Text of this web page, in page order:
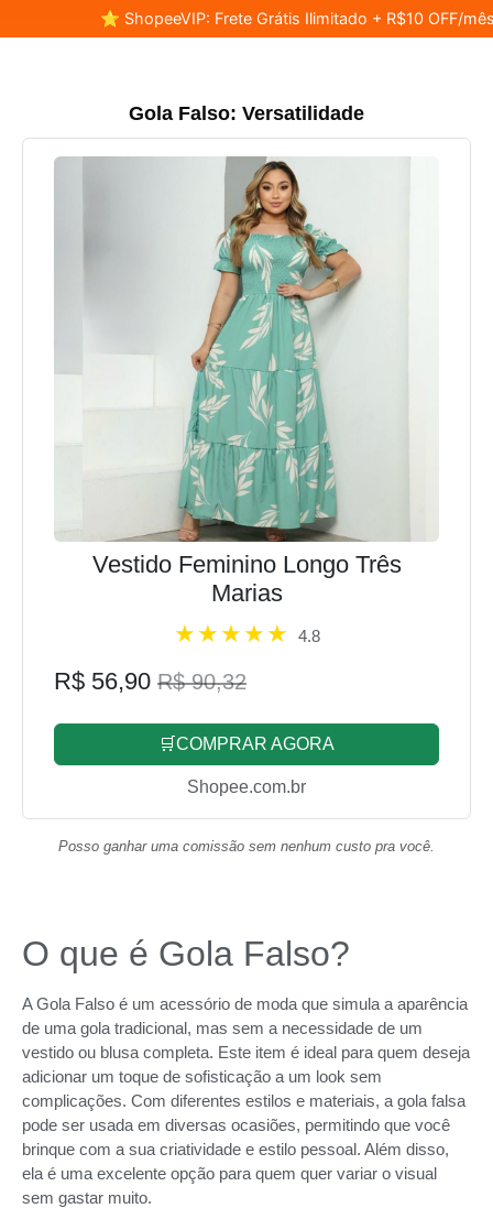
⭐ ShopeeVIP: Frete Grátis Ilimitado + R$10 OFF/
Gola Falso: Versatilidade
Vestido Feminino Longo Três
Marias
4.8
R$ 56,90 R$ 90,32
🛒COMPRAR AGORA
Shopee.com.br
Posso ganhar uma comissão sem nenhum custo pra você.
O que é Gola Falso?
A Gola Falso é um acessório de moda que simula a aparência
de uma gola tradicional, mas sem a necessidade de um
vestido ou blusa completa. Este item é ideal para quem deseja
adicionar um toque de sofisticação a um look sem
complicações. Com diferentes estilos e materiais, a gola falsa
pode ser usada em diversas ocasiões, permitindo que você
brinque com a sua criatividade e estilo pessoal. Além disso,
ela é uma excelente opção para quem quer variar o visual
sem gastar muito.